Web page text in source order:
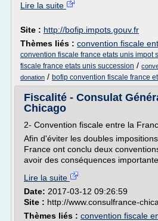
Lire la suite
Site : http://bofip.impots.gouv.fr
Thèmes liés : convention fiscale
convention fiscale france etats unis impot
fiscale france etats unis succession /
donation / bofip convention fiscale france
Fiscalité - Consulat
Chicago
2- Convention fiscale entre la
Afin d'éviter les doubles
France ont conclu deux
avoir des conséquences
Lire la suite
Date: 2017-03-12 09:26:59
Site : http://www.consulfrance-
Thèmes liés : convention fiscale